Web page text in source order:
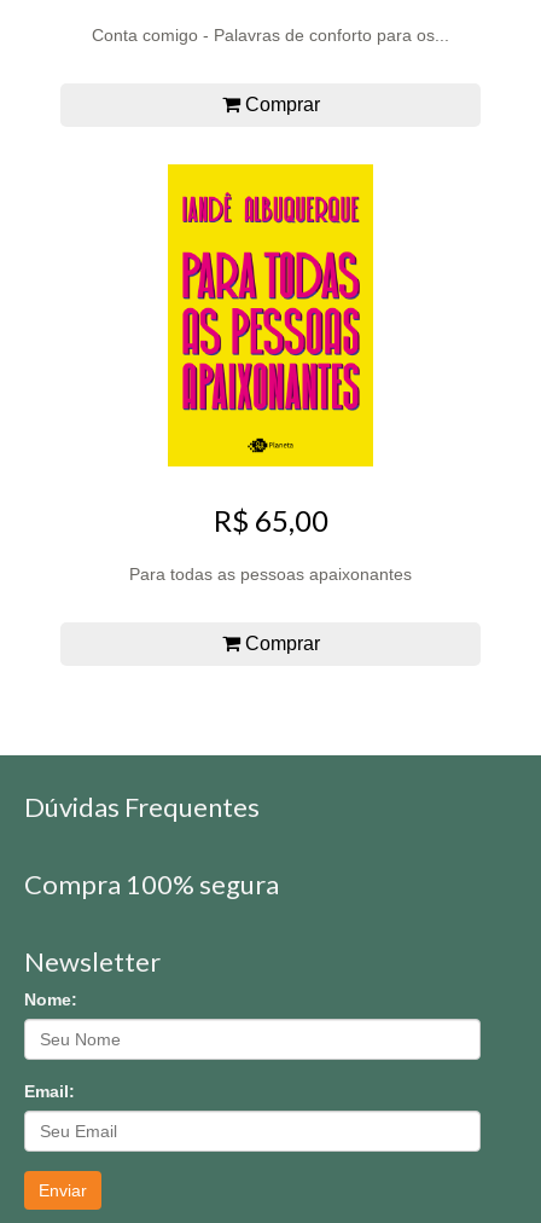
Conta comigo - Palavras de conforto para os...
Comprar
R$ 65,00
Para todas as pessoas apaixonantes
Comprar
Dúvidas Frequentes
Compra 100% segura
Newsletter
Nome:
Email:
Enviar